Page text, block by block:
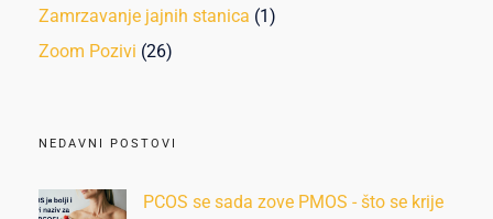
Zamrzavanje jajnih stanica (1)
Zoom Pozivi (26)
NEDAVNI POSTOVI
PCOS se sada zove PMOS - što se krije